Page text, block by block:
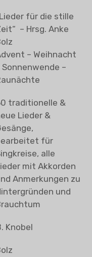
Child-
Menü
– 2014
für die stille
– Hrsg. Anke
– Weihnacht
Sonnenwende –
traditionelle &
Lieder &
für
alle
mit Akkorden
Anmerkungen zu
und
Knobel